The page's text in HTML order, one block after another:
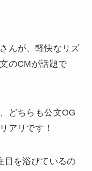
んが、軽快なリズ
のCMが話題で
どちらも公文OG
アリです！
目を浴びているの